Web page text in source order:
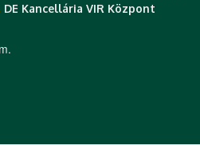
DE Kancellária VIR Központ